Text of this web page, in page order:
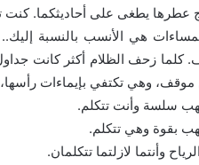
عطرها يطغى على أحاديثكما.
هي الأنسب بالنسبة
كلما زحف الظلام أكثر كانت
موقف، وهي تكتفي بإيماءات
سلسة وأنت تتكلم.
بقوة وهي تتكلم.
وأنتما لازلتما تتكلمان.